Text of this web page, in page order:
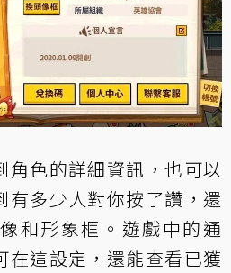
角色的詳細資訊，也可以
有多少人對你按了讚，還
和形象框。遊戲中的通
在這設定，還能查看已獲